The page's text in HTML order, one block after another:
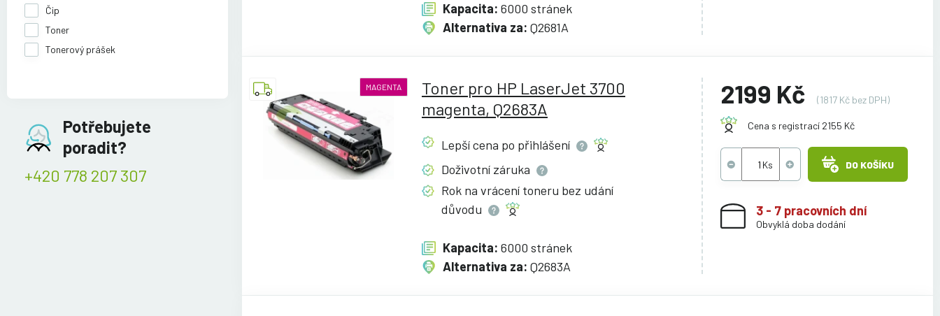
Čip
Toner
Tonerový prášek
Potřebujete
poradit?
+420 778 207 307
Kapacita: 6000 stránek
Alternativa za: Q2681A
MAGENTA
Toner pro HP LaserJet 3700
magenta, Q2683A
Lepší cena po přihlášení
Doživotní záruka
Rok na vrácení toneru bez udání
důvodu
Kapacita: 6000 stránek
Alternativa za: Q2683A
2199 Kč (1817 Kč bez DPH)
Cena s registrací 2155 Kč
DO KOŠÍKU
3 - 7 pracovních dní
Obvyklá doba dodání